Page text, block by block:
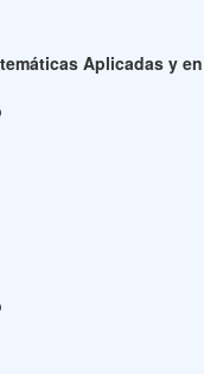
Aplicadas y en